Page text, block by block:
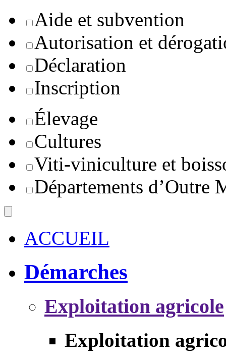
Aide et subvention
Autorisation et
Déclaration
Inscription
Élevage
Cultures
Viti-viniculture et
Départements d’Outre
ACCUEIL
Démarches
Exploitation agricole
Exploitation